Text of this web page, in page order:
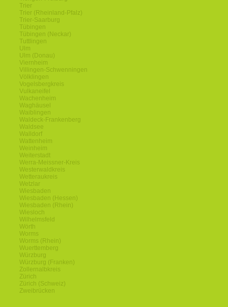
Trier
Trier (Rheinland-Pfalz)
Trier-Saarburg
Tübingen
Tübingen (Neckar)
Tuttlingen
Ulm
Ulm (Donau)
Viernheim
Villingen-Schwenningen
Völklingen
Vogelsbergkreis
Vulkaneifel
Wachenheim
Waghäusel
Waiblingen
Waldeck-Frankenberg
Waldsee
Walldorf
Wattenheim
Weinheim
Weiterstadt
Werra-Meissner-Kreis
Westerwaldkreis
Wetteraukreis
Wetzlar
Wiesbaden
Wiesbaden (Hessen)
Wiesbaden (Rhein)
Wiesloch
Wilhelmsfeld
Wörth
Worms
Worms (Rhein)
Wuerttemberg
Würzburg
Würzburg (Franken)
Zollernalbkreis
Zürich
Zürich (Schweiz)
Zweibrücken